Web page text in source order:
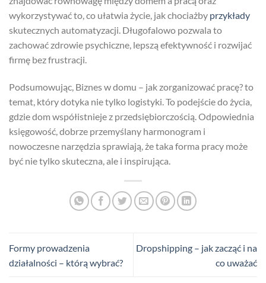
wykorzystywać to, co ułatwia życie, jak chociażby przykłady
skutecznych automatyzacji. Długofalowo pozwala to
zachować zdrowie psychiczne, lepszą efektywność i rozwijać
firmę bez frustracji.
Podsumowując, Biznes w domu – jak zorganizować pracę? to
temat, który dotyka nie tylko logistyki. To podejście do życia,
gdzie dom współistnieje z przedsiębiorczością. Odpowiednia
księgowość, dobrze przemyślany harmonogram i
nowoczesne narzędzia sprawiają, że taka forma pracy może
być nie tylko skuteczna, ale i inspirująca.
Formy prowadzenia
działalności – którą wybrać?
Dropshipping – jak zacząć i na
co uważać